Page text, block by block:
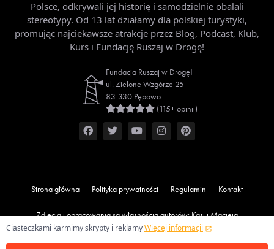
Polsce, odkrywali jej historię i samodzielnie obalali
stereotypy. Od 13 lat działamy dla polskiej turystyki,
promując najciekawsze atrakcje przez Blog, Podcast, Klub,
Kurs i Fundację Ruszaj w Drogę!
Fundacja Ruszaj w Drogę!
ul. Zielone Wzgórze 25
83-330 Pępowo
(115+ opinii)
Zdjęcia i opracowania są własnością autorów: Kasi i Macieja
Marczewskich orazFundacji Ruszaj w Drogę!. Wszelkie prawa
Strona główna Polityka prywatności Regulamin Kontakt
Ciasteczkami karmimy skrypty i reklamyWięcej informacji